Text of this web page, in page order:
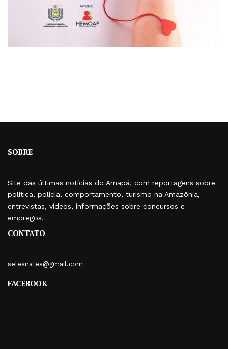
SOBRE
Site das últimas notícias do Amapá, com reportagens sobre
política, polícia, comportamento, turismo na Amazônia,
entrevistas, vídeos, informações sobre concursos e
empregos.
CONTATO
selesnafes@gmail.com
FACEBOOK